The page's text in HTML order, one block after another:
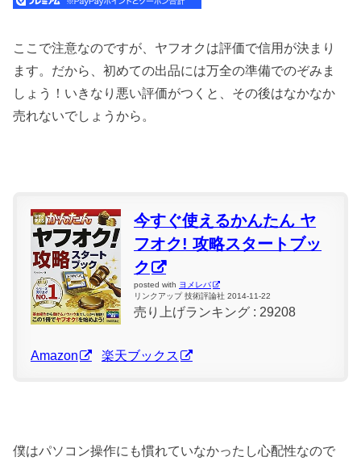
ここで注意なのですが、ヤフオクは評価で信用が決まり
ます。だから、初めての出品には万全の準備でのぞみま
しょう！いきなり悪い評価がつくと、その後はなかなか
売れないでしょうから。
今すぐ使えるかんたん ヤ
フオク! 攻略スタートブッ
ク
posted with ヨメレバ
リンクアップ 技術評論社 2014-11-22
売り上げランキング : 29208
Amazon 楽天ブックス
僕はパソコン操作にも慣れていなかったし心配性なので